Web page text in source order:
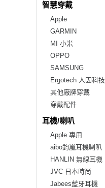
智慧穿戴
Apple
GARMIN
MI 小米
OPPO
SAMSUNG
Ergotech 人因科技
其他廠牌穿戴
穿戴配件
耳機/喇叭
Apple 專用
aibo鈞嵐耳機喇叭
HANLIN 無線耳機
JVC 日本時尚
Jabees藍牙耳機